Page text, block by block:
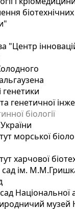
"Центр
генетики
та генетичної
біології
морської
харчової
сад ім.
Національної
музей